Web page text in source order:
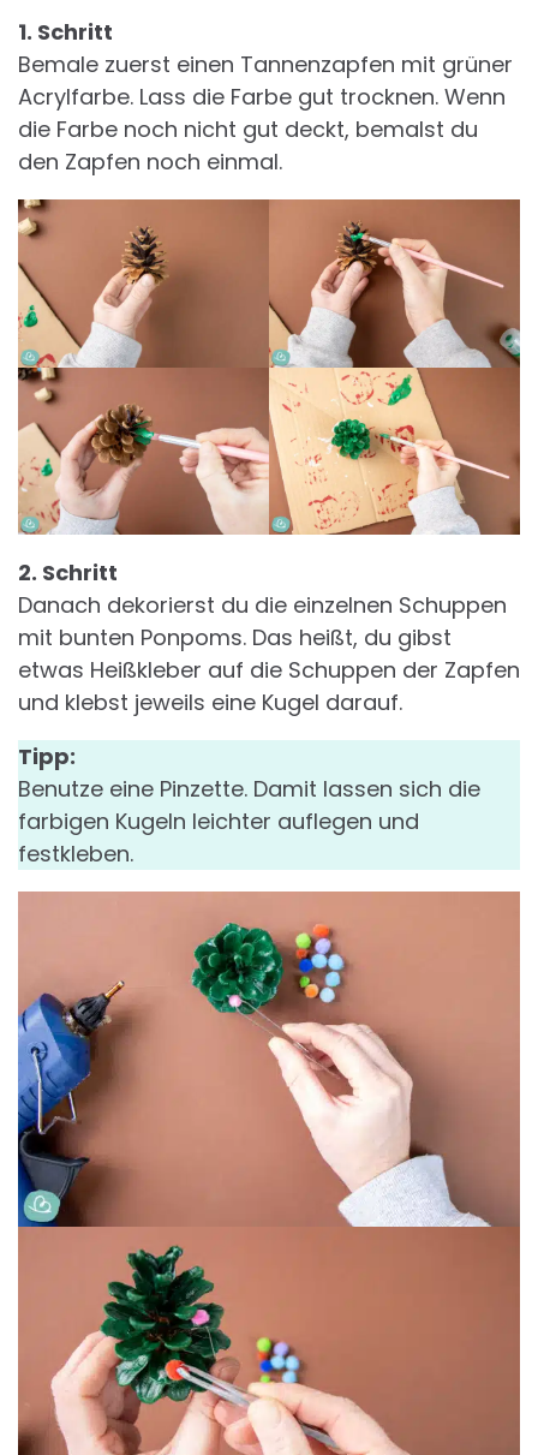
1. Schritt
Bemale zuerst einen Tannenzapfen mit grüner
Acrylfarbe. Lass die Farbe gut trocknen. Wenn
die Farbe noch nicht gut deckt, bemalst du
den Zapfen noch einmal.
2. Schritt
Danach dekorierst du die einzelnen Schuppen
mit bunten Ponpoms. Das heißt, du gibst
etwas Heißkleber auf die Schuppen der Zapfen
und klebst jeweils eine Kugel darauf.
Tipp:
Benutze eine Pinzette. Damit lassen sich die
farbigen Kugeln leichter auflegen und
festkleben.